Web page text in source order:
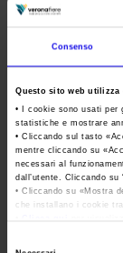
Consenso
Questo sito web
• I cookie sono usati per
statistiche e mostrare
• Cliccando sul tasto «
mentre cliccando su «
necessari al
dall’utente. Cliccando su
• Cliccando su «Mostra
che installano i cookie
Veronafiere,
sanitaria e
manifestazioni
limitano gli
dicembre in
prosegue la sua